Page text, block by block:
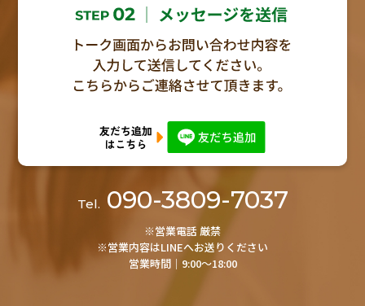
Tel. 090-3809-7037
※営業電話 厳禁
※営業内容はLINEへお送りください
営業時間│9:00～18:00